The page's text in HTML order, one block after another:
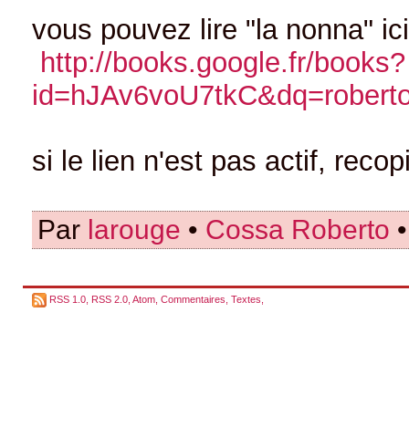
vous pouvez lire "la nonna"
http://books.google.fr/books?
si le lien n'est pas actif,
Par larouge • Cossa Roberto
RSS 1.0 RSS 2.0 Atom Commentaires Textes